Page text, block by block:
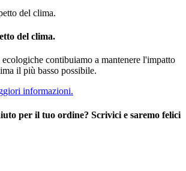
del clima.
contibuiamo a mantenere l'impatto
il più basso possibile.
informazioni.
per il tuo ordine? Scrivici e saremo felici